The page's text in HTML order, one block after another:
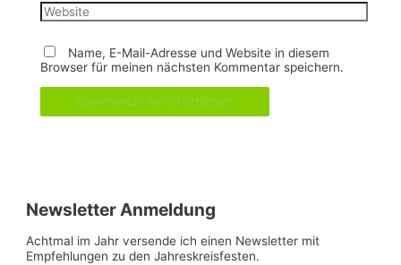
Website
Name, E-Mail-Adresse und Website in diesem
Browser für meinen nächsten Kommentar speichern.
Newsletter Anmeldung
Achtmal im Jahr versende ich einen Newsletter mit
Empfehlungen zu den Jahreskreisfesten.